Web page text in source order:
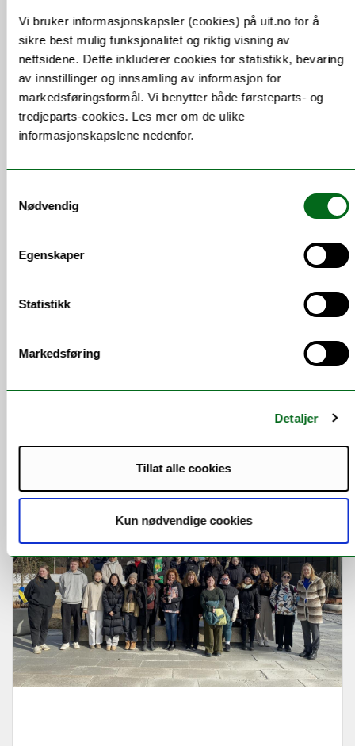
Vi bruker informasjonskapsler (cookies) på uit.no for å
sikre best mulig funksjonalitet og riktig visning av
nettsidene. Dette inkluderer cookies for statistikk, bevaring
av innstillinger og innsamling av informasjon for
markedsføringsformål. Vi benytter både førsteparts- og
tredjeparts-cookies. Les mer om de ulike
informasjonskapslene nedenfor.
Nødvendig
Egenskaper
Statistikk
Markedsføring
Detaljer
Tillat alle cookies
Kun nødvendige cookies
ERC Advance Grant til UiT: Hvordan
lakseelvene?
prestisjefylte forskningsstipend. Nå skal hun
forske på hvordan klimaendringer [...]